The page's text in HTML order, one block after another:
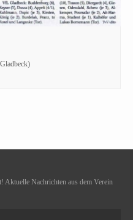
Aktuelle Nachrichten aus dem Verein